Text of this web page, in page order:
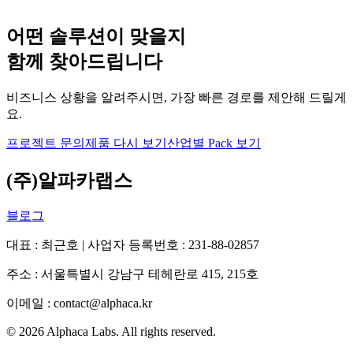
어떤 솔루션이 맞을지
함께 찾아드립니다
비즈니스 상황을 알려주시면, 가장 빠른 경로를 제안해 드릴게
요.
프로젝트 문의 제품 다시 보기 산업별 Pack 보기
(주)알파카랩스
블로그
대표 : 최근호 | 사업자 등록번호 : 231-88-02857
주소 : 서울특별시 강남구 테헤란로 415, 215호
이메일 : contact@alphaca.kr
© 2026Alphaca Labs. All rights reserved.